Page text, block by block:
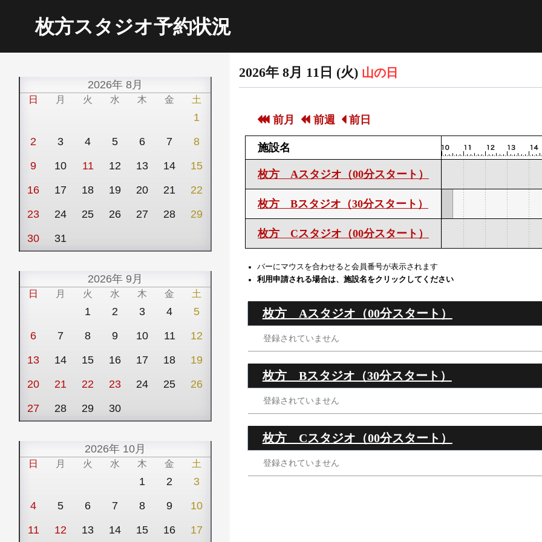
枚方スタジオ予約状況
2026年 8月
日 月 火 水 木 金 土
1
2
3 4 5 6 7
8
9
10 11 12 13 14
15
16
17 18 19 20 21
22
23
24 25 26 27 28
29
30
31
2026年 9月
日 月 火 水 木 金 土
1 2 3 4
5
6
7 8 9 10 11
12
13
14 15 16 17 18
19
20
21 22 23 24 25
26
27
28 29 30
2026年 10月
日 月 火 水 木 金 土
1 2
3
4
5 6 7 8 9
10
11
12 13 14 15 16 17
2026年 8月 11日 (火) 山の日
前月 前週 前日
施設名
枚方 Aスタジオ（00分スタート）
枚方 Bスタジオ（30分スタート）
枚方 Cスタジオ（00分スタート）
バーにマウスを合わせると会員番号が表示されます
利用申請される場合は、施設名をクリックしてください
枚方 Aスタジオ（00分スタート）
登録されていません
枚方 Bスタジオ（30分スタート）
登録されていません
枚方 Cスタジオ（00分スタート）
登録されていません